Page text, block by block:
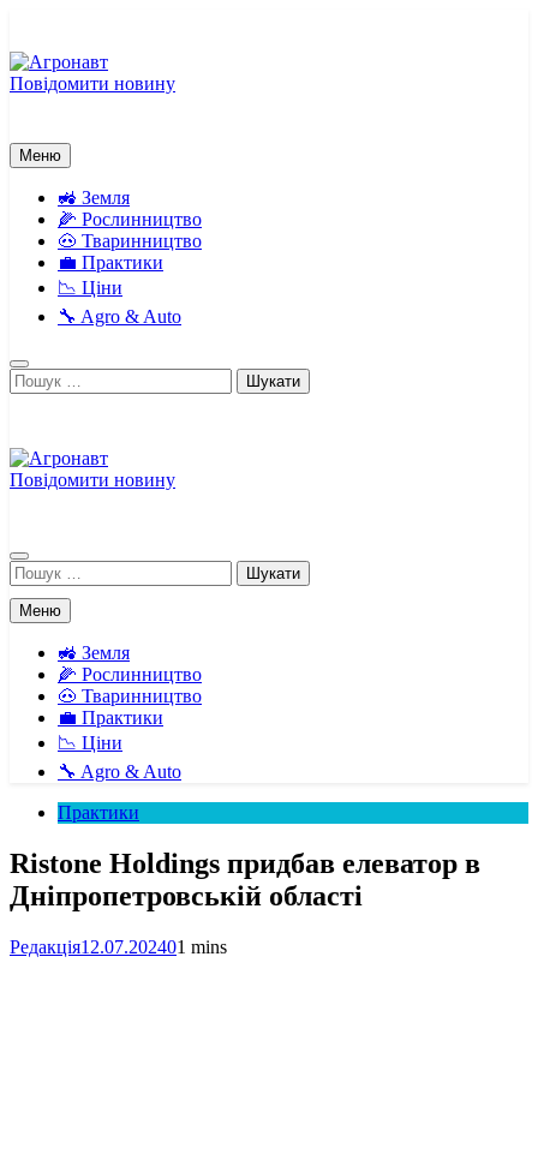
вмісту
Повідомити новину
Меню
🚜 Земля
🌽 Рослинництво
🐽 Тваринництво
💼 Практики
📉 Ціни
🔧 Agro & Auto
Пошук:
Повідомити новину
Пошук:
Меню
🚜 Земля
🌽 Рослинництво
🐽 Тваринництво
💼 Практики
📉 Ціни
🔧 Agro & Auto
Практики
Ristone Holdings придбав елеватор в
Дніпропетровській області
Редакція12.07.202401 mins